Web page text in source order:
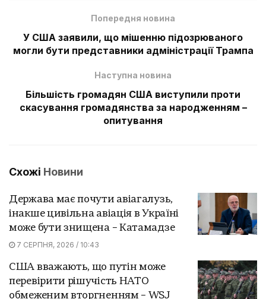
Попередня новина
У США заявили, що мішенню підозрюваного
могли бути представники адміністрації Трампа
Наступна новина
Більшість громадян США виступили проти
скасування громадянства за народженням –
опитування
Схожі Новини
Держава має почути авіагалузь,
інакше цивільна авіація в Україні
може бути знищена – Катамадзе
7 СЕРПНЯ, 2026 / 10:43
США вважають, що путін може
перевірити рішучість НАТО
обмеженим вторгненням – WSJ